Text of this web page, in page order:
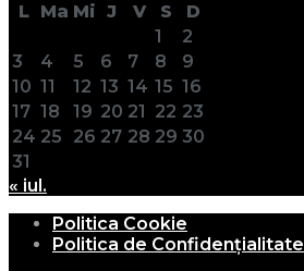
L Ma Mi J V S
D
1
2
3
4 5 6 7 8
9
10 11 12 13 14 15 16
17 18 19 20 21 22 23
24 25 26 27 28 29 30
31
« iul.
Politica Cookie
Politica de Confidențialitate